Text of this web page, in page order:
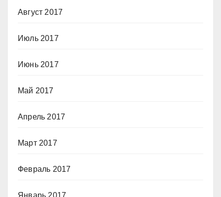
Август 2017
Июль 2017
Июнь 2017
Май 2017
Апрель 2017
Март 2017
Февраль 2017